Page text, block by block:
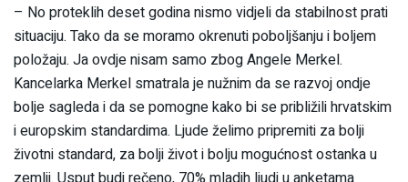
– No proteklih deset godina nismo vidjeli da stabilnost prati
situaciju. Tako da se moramo okrenuti poboljšanju i boljem
položaju. Ja ovdje nisam samo zbog Angele Merkel.
Kancelarka Merkel smatrala je nužnim da se razvoj ondje
bolje sagleda i da se pomogne kako bi se približili hrvatskim
i europskim standardima. Ljude želimo pripremiti za bolji
životni standard, za bolji život i bolju mogućnost ostanka u